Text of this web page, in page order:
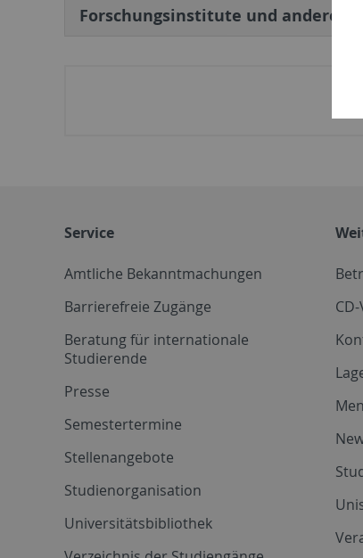
Forschungsinstitute und andere
Service
Amtliche Bekanntmachungen
Barrierefreie Zugänge
Beratung für internationale
Studierende
Presse
Semestertermine
Stellenangebote
Studienorganisation
Universitätsbibliothek